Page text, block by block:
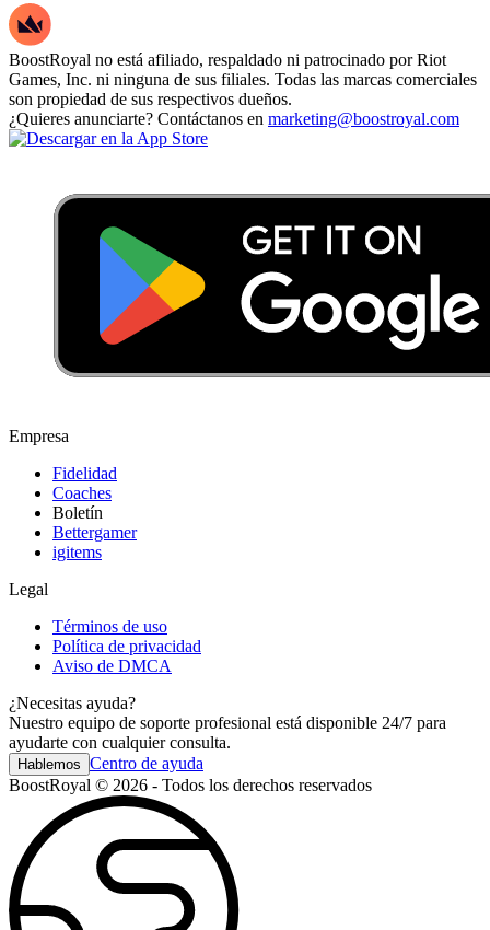
BoostRoyal no está afiliado, respaldado ni patrocinado por Riot
Games, Inc. ni ninguna de sus filiales. Todas las marcas comerciales
son propiedad de sus respectivos dueños.
¿Quieres anunciarte? Contáctanos en marketing@boostroyal.com
Empresa
Fidelidad
Coaches
Boletín
Bettergamer
igitems
Legal
Términos de uso
Política de privacidad
Aviso de DMCA
¿Necesitas ayuda?
Nuestro equipo de soporte profesional está disponible 24/7 para
ayudarte con cualquier consulta.
Hablemos Centro de ayuda
BoostRoyal © 2026 - Todos los derechos reservados